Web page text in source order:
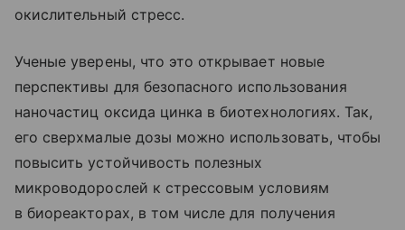
окислительный стресс.
Ученые уверены, что это открывает новые
перспективы для безопасного использования
наночастиц оксида цинка в биотехнологиях. Так,
его сверхмалые дозы можно использовать, чтобы
повысить устойчивость полезных
микроводорослей к стрессовым условиям
в биореакторах, в том числе для получения